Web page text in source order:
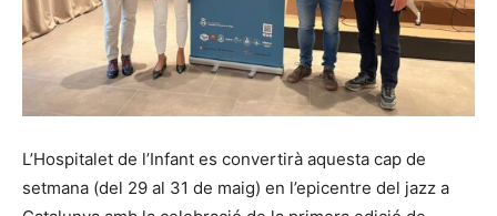
L’Hospitalet de l’Infant es convertirà aquesta cap de
setmana (del 29 al 31 de maig) en l’epicentre del jazz a